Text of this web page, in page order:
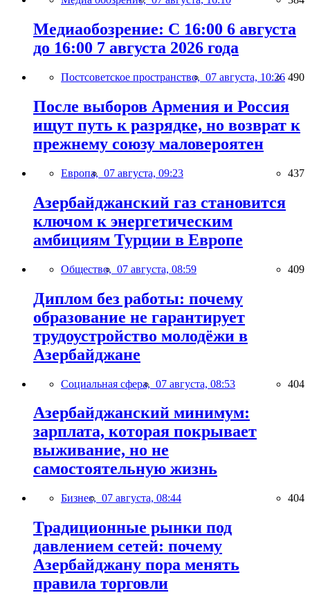
Медиаобозрение: С 16:00 6 августа
до 16:00 7 августа 2026 года
Постсоветское пространство, 07 августа, 10:26 490
После выборов Армения и Россия
ищут путь к разрядке, но возврат к
прежнему союзу маловероятен
Европа, 07 августа, 09:23 437
Азербайджанский газ становится
ключом к энергетическим
амбициям Турции в Европе
Общество, 07 августа, 08:59 409
Диплом без работы: почему
образование не гарантирует
трудоустройство молодёжи в
Азербайджане
Социальная сфера, 07 августа, 08:53 404
Азербайджанский минимум:
зарплата, которая покрывает
выживание, но не
самостоятельную жизнь
Бизнес, 07 августа, 08:44 404
Традиционные рынки под
давлением сетей: почему
Азербайджану пора менять
правила торговли